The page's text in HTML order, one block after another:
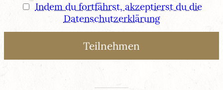
Indem du fortfährst, akzeptierst du die
Datenschutzerklärung